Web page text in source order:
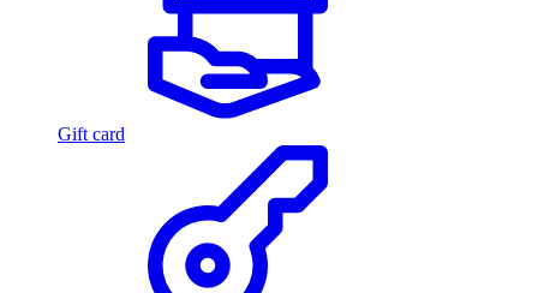
Gift card